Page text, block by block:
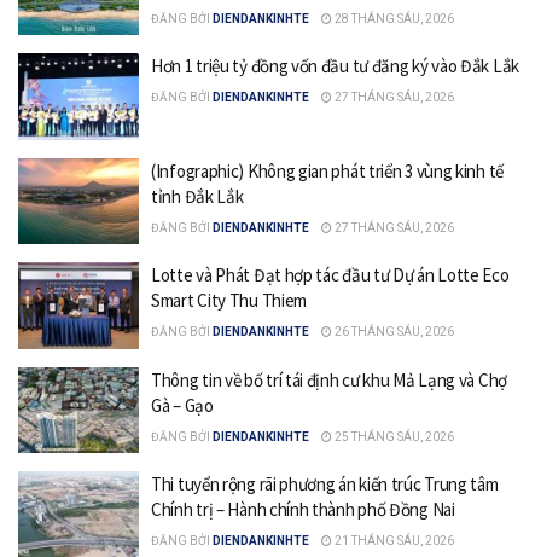
ĐĂNG BỞI DIENDANKINHTE 28 THÁNG SÁU, 2026
Hơn 1 triệu tỷ đồng vốn đầu tư đăng ký vào Đắk Lắk
ĐĂNG BỞI DIENDANKINHTE 27 THÁNG SÁU, 2026
(Infographic) Không gian phát triển 3 vùng kinh tế
tỉnh Đắk Lắk
ĐĂNG BỞI DIENDANKINHTE 27 THÁNG SÁU, 2026
Lotte và Phát Đạt hợp tác đầu tư Dự án Lotte Eco
Smart City Thu Thiem
ĐĂNG BỞI DIENDANKINHTE 26 THÁNG SÁU, 2026
Thông tin về bố trí tái định cư khu Mả Lạng và Chợ
Gà – Gạo
ĐĂNG BỞI DIENDANKINHTE 25 THÁNG SÁU, 2026
Thi tuyển rộng rãi phương án kiến trúc Trung tâm
Chính trị – Hành chính thành phố Đồng Nai
ĐĂNG BỞI DIENDANKINHTE 21 THÁNG SÁU, 2026